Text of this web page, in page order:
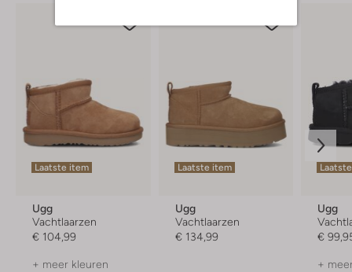
Laatste item
Ugg
Vachtlaarzen
€ 104,99
+ meer kleuren
Laatste item
Ugg
Vachtlaarzen
€ 134,99
Ugg
€
+